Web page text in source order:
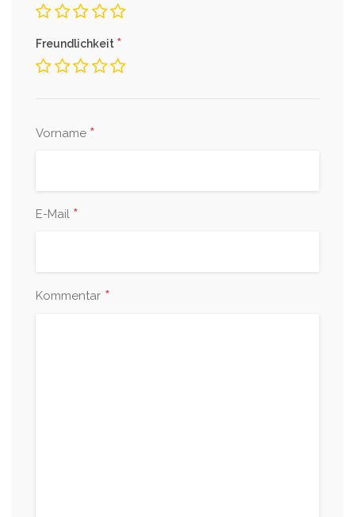
Freundlichkeit *
Vorname *
E-Mail *
Kommentar *